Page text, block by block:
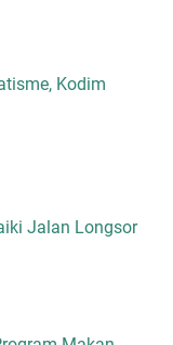
Kodim
Jalan Longsor